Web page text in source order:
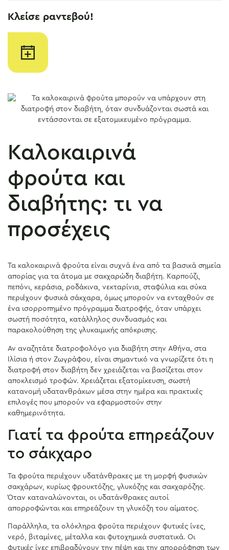
Κλείσε ραντεβού!
Καλοκαιρινά
φρούτα και
διαβήτης: τι να
προσέχεις
Τα καλοκαιρινά φρούτα είναι συχνά ένα από τα βασικά σημεία
απορίας για τα άτομα με σακχαρώδη διαβήτη. Καρπούζι,
πεπόνι, κεράσια, ροδάκινα, νεκταρίνια, σταφύλια και σύκα
περιέχουν φυσικά σάκχαρα, όμως μπορούν να ενταχθούν σε
ένα ισορροπημένο πρόγραμμα διατροφής, όταν υπάρχει
σωστή ποσότητα, κατάλληλος συνδυασμός και
παρακολούθηση της γλυκαιμικής απόκρισης.
Αν αναζητάτε διατροφολόγο για διαβήτη στην Αθήνα, στα
Ιλίσια ή στον Ζωγράφου, είναι σημαντικό να γνωρίζετε ότι η
διατροφή στον διαβήτη δεν χρειάζεται να βασίζεται στον
αποκλεισμό τροφών. Χρειάζεται εξατομίκευση, σωστή
κατανομή υδατανθράκων μέσα στην ημέρα και πρακτικές
επιλογές που μπορούν να εφαρμοστούν στην
καθημερινότητα.
Γιατί τα φρούτα επηρεάζουν
το σάκχαρο
Τα φρούτα περιέχουν υδατάνθρακες με τη μορφή φυσικών
σακχάρων, κυρίως φρουκτόζης, γλυκόζης και σακχαρόζης.
Όταν καταναλώνονται, οι υδατάνθρακες αυτοί
απορροφώνται και επηρεάζουν τη γλυκόζη του αίματος.
Παράλληλα, τα ολόκληρα φρούτα περιέχουν φυτικές ίνες,
νερό, βιταμίνες, μέταλλα και φυτοχημικά συστατικά. Οι
φυτικές ίνες επιβραδύνουν την πέψη και την απορρόφηση των